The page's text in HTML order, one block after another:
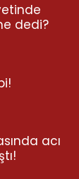
dedi?
acı